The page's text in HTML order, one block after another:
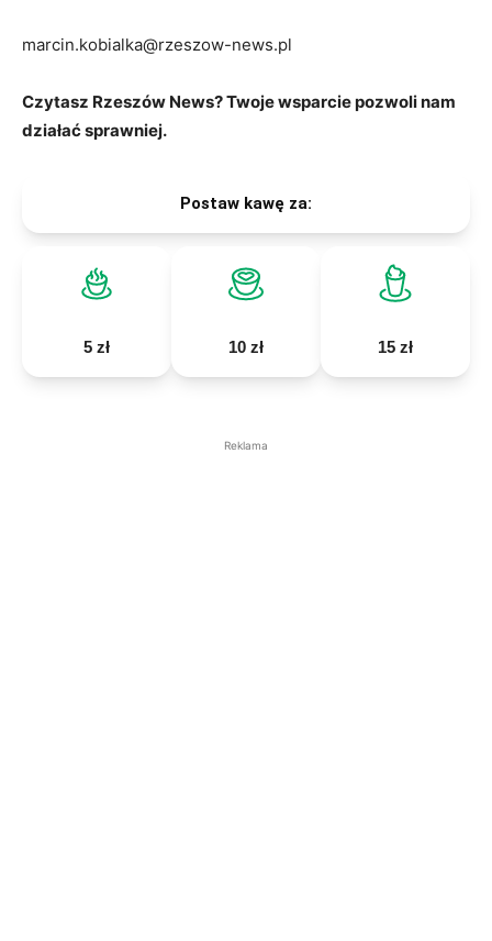
marcin.kobialka@rzeszow-news.pl
Czytasz Rzeszów News? Twoje wsparcie pozwoli nam
działać sprawniej.
Postaw kawę za:
5 zł 10 zł 15 zł
Reklama